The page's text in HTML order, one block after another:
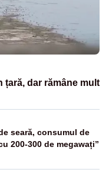
țară, dar rămâne mult
seară, consumul de
200-300 de megawați”